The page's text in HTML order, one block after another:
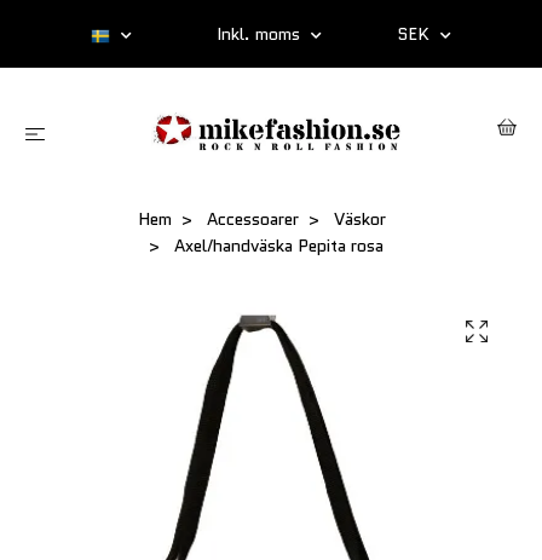
Inkl. moms SEK
Hem Accessoarer
Väskor
Axel/handväska Pepita rosa